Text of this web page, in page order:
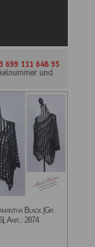
699 111 648 95
und
Black |Gr.
Anr.: 2874